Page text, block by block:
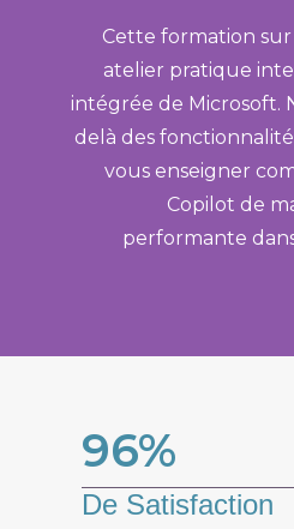
Cette formation
atelier pratique
intégrée de Microsoft.
delà des
vous enseigner
Copilot de
performante
96%
De Satisfaction